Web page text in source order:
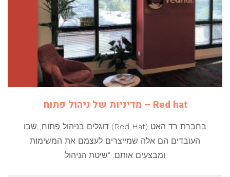
Red hat – מדיניות של ניהול פתוח
בחברת רד האט (Red Hat) דוגלים בניהול פתוח, שבו
העובדים הם אלה שמייצרים לעצמם את המשימות
ומבצעים אותם. "שיטת הניהול